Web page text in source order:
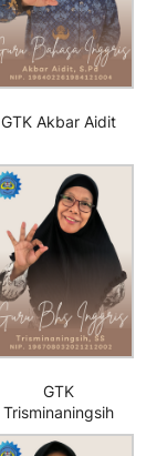
GTK Akbar Aidit
GTK
Trisminaningsih